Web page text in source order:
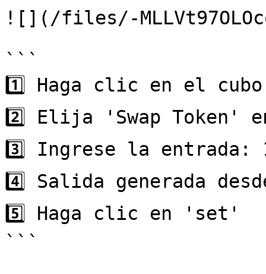
![](/files/-
```
1️⃣ Haga clic en el
2️⃣ Elija 'Swap Token'
3️⃣ Ingrese la entrada:
4️⃣ Salida generada
5️⃣ Haga clic en 'set'
```